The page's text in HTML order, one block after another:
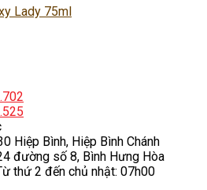
Lady 75ml
₫.
Hiệp Bình, Hiệp Bình Chánh
đường số 8, Bình Hưng Hòa
thứ 2 đến chủ nhật: 07h00